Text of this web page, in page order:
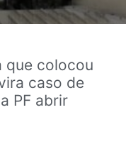
que colocou
caso de
PF abrir